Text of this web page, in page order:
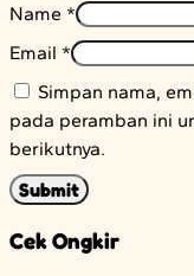
Name *
Email *
Simpan nama,
pada peramban ini
berikutnya.
Cek Ongkir